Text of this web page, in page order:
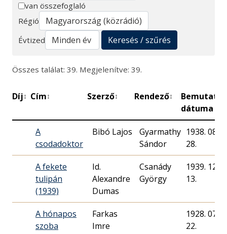
Keresés
van összefoglaló
Régió
Évtized
Keresés / szűrés
Összes találat: 39. Megjelenítve: 39.
Díj↕ Cím↕ Szerző↕ Rendező↕
Bemutató
dátuma
A
csodadoktor
Bibó Lajos
Gyarmathy
Sándor
1938. 08.
28.
A fekete
tulipán
(1939)
Id.
Alexandre
Dumas
Csanády
György
1939. 12.
13.
A hónapos
szoba
Farkas
Imre
1928. 07.
22.